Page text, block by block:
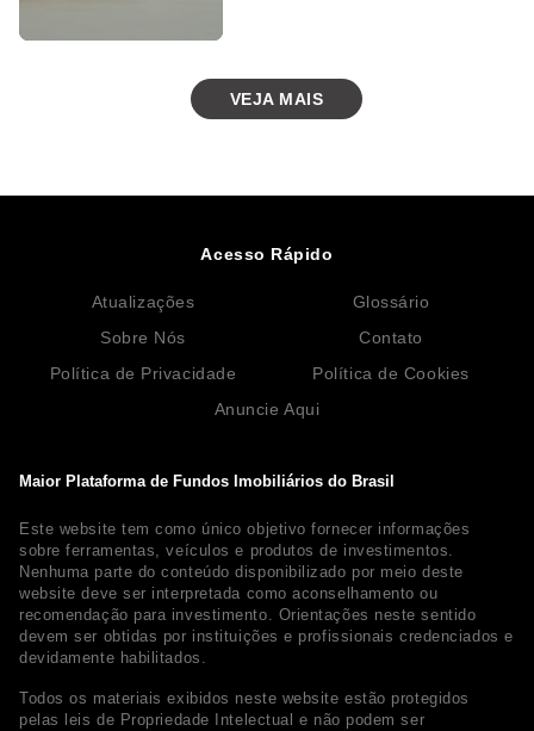
VEJA MAIS
Maior Plataforma de Fundos Imobiliários do Brasil
Este website tem como único objetivo fornecer informações
sobre ferramentas, veículos e produtos de investimentos.
Nenhuma parte do conteúdo disponibilizado por meio deste
website deve ser interpretada como aconselhamento ou
recomendação para investimento. Orientações neste sentido
devem ser obtidas por instituições e profissionais credenciados e
devidamente habilitados.
Todos os materiais exibidos neste website estão protegidos
pelas leis de Propriedade Intelectual e não podem ser
Acesso Rápido
Atualizações
Glossário
Sobre Nós
Contato
Política de Privacidade
Política de Cookies
Anuncie Aqui